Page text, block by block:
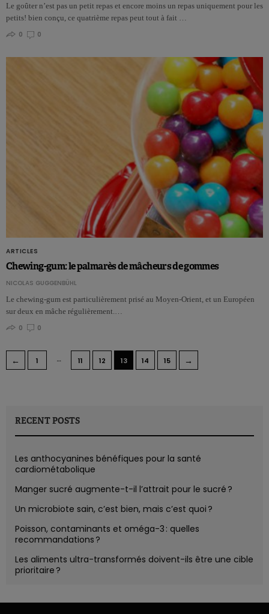
Le goûter n’est pas un petit repas et encore moins un repas uniquement pour les
petits! bien conçu, ce quatrième repas peut tout à fait …
0
0
ARTICLES
Chewing-gum: le palmarès de mâcheurs de gommes
NICOLAS GUGGENBÜHL
Le chewing-gum est particulièrement prisé au Moyen-Orient, et un Européen
sur deux en mâche régulièrement.…
0
0
← 1 … 11 12 13 14 15 →
RECENT POSTS
Les anthocyanines bénéfiques pour la santé
cardiométabolique
Manger sucré augmente-t-il l’attrait pour le sucré ?
Un microbiote sain, c’est bien, mais c’est quoi ?
Poisson, contaminants et oméga-3 : quelles
recommandations ?
Les aliments ultra-transformés doivent-ils être une cible
prioritaire ?